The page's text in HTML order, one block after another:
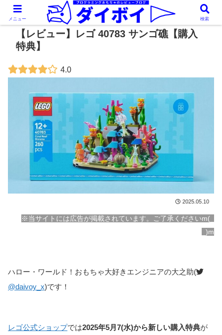
【レビュー】レゴ 40783 サンゴ礁【購入
特典】
4.0
2025.05.10
※当サイトには広告が掲載されています。ご了承くださいm(_
_)m
ハロー・ワールド！おもちゃ大好きエンジニアの大之助(
@daivoy_x)です！
レゴ公式ショップでは2025年5月7(水)から新しい購入特典が
メニュー 検索